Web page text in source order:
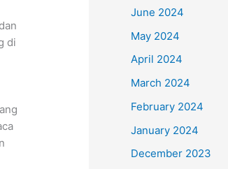
di
June 2024
May 2024
April 2024
March 2024
February 2024
January 2024
December 2023